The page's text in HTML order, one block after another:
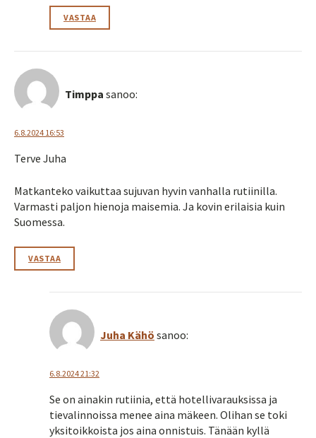
VASTAA
Timppa sanoo:
6.8.2024 16:53
Terve Juha
Matkanteko vaikuttaa sujuvan hyvin vanhalla rutiinilla.
Varmasti paljon hienoja maisemia. Ja kovin erilaisia kuin
Suomessa.
VASTAA
Juha Kähö sanoo:
6.8.2024 21:32
Se on ainakin rutiinia, että hotellivarauksissa ja
tievalinnoissa menee aina mäkeen. Olihan se toki
yksitoikkoista jos aina onnistuis. Tänään kyllä